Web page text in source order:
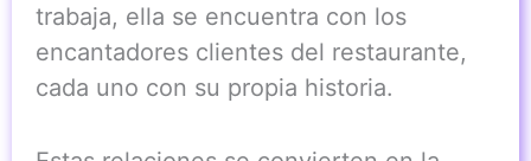
trabaja, ella se encuentra con los
encantadores clientes del restaurante,
cada uno con su propia historia.